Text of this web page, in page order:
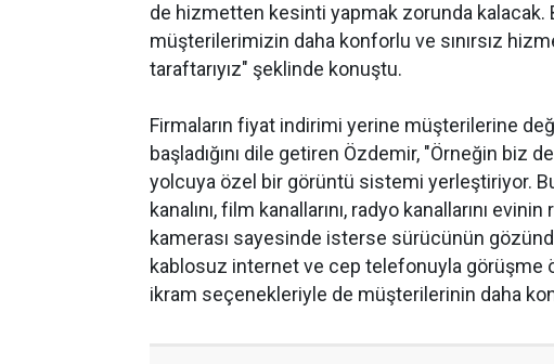
de hizmetten kesinti yapmak zorunda kalacak.
müşterilerimizin daha konforlu ve sınırsız
taraftarıyız" şeklinde konuştu.
Firmaların fiyat indirimi yerine müşterilerine
başladığını dile getiren Özdemir, "Örneğin biz
yolcuya özel bir görüntü sistemi yerleştiriyor.
kanalını, film kanallarını, radyo kanallarını
kamerası sayesinde isterse sürücünün
kablosuz internet ve cep telefonuyla görüşme
ikram seçenekleriyle de müşterilerinin daha